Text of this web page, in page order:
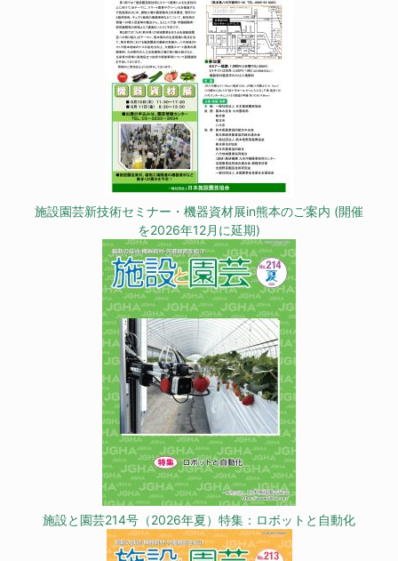
施設園芸新技術セミナー・機器資材展in熊本のご案内 (開催
を2026年12月に延期)
施設と園芸214号（2026年夏）特集：ロボットと自動化